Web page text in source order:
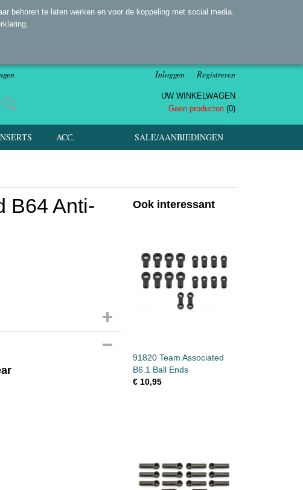
Inloggen Registreren
UW WINKELWAGEN
Geen producten (0)
SALE/AANBIEDINGEN
ACC.
B64 Anti-
Ook interessant
91820 Team Associated
B6.1 Ball Ends
€ 10,95
behoren te laten werken en voor de koppeling met social media.